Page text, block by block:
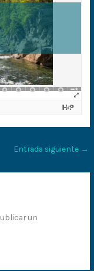
Entrada siguiente →
un